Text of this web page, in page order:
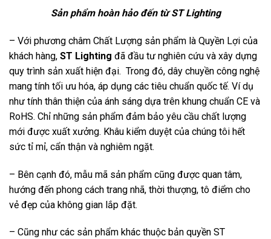
Sản phẩm hoàn hảo đến từ ST Lighting
– Với phương châm Chất Lượng sản phẩm là Quyền Lợi của
khách hàng, ST Lighting đã đầu tư nghiên cứu và xây dựng
quy trình sản xuất hiện đại. Trong đó, dây chuyền công nghệ
mang tính tối ưu hóa, áp dụng các tiêu chuẩn quốc tế. Ví dụ
như tính thân thiện của ánh sáng dựa trên khung chuẩn CE và
RoHS. Chỉ những sản phẩm đảm bảo yêu cầu chất lượng
mới được xuất xưởng. Khâu kiểm duyệt của chúng tôi hết
sức tỉ mỉ, cẩn thận và nghiêm ngặt.
– Bên cạnh đó, mẫu mã sản phẩm cũng được quan tâm,
hướng đến phong cách trang nhã, thời thượng, tô điểm cho
vẻ đẹp của không gian lắp đặt.
– Cũng như các sản phẩm khác thuộc bản quyền ST